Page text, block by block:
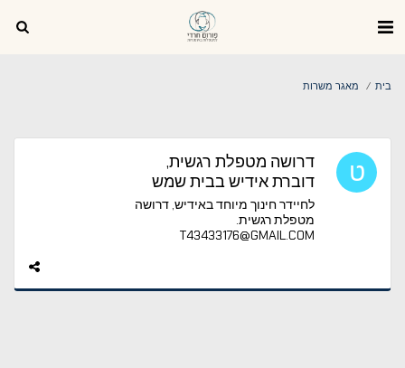
בית מאגר משרות
דרושה מטפלת רגשית,
דוברת אידיש בבית שמש
לחיידר חינוך מיוחד באידיש, דרושה
מטפלת רגשית. ​
​T43433176@GMAIL.COM